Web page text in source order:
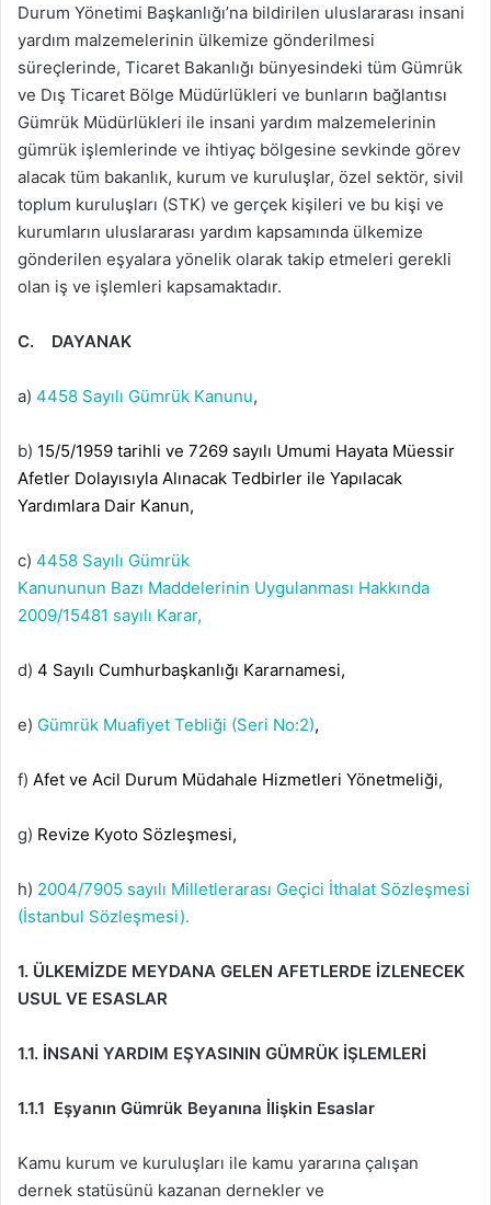
Durum Yönetimi Başkanlığı’na bildirilen uluslararası insani
yardım malzemelerinin ülkemize gönderilmesi
süreçlerinde, Ticaret Bakanlığı bünyesindeki tüm Gümrük
ve Dış Ticaret Bölge Müdürlükleri ve bunların bağlantısı
Gümrük Müdürlükleri ile insani yardım malzemelerinin
gümrük işlemlerinde ve ihtiyaç bölgesine sevkinde görev
alacak tüm bakanlık, kurum ve kuruluşlar, özel sektör, sivil
toplum kuruluşları (STK) ve gerçek kişileri ve bu kişi ve
kurumların uluslararası yardım kapsamında ülkemize
gönderilen eşyalara yönelik olarak takip etmeleri gerekli
olan iş ve işlemleri kapsamaktadır.
C. DAYANAK
a) 4458 Sayılı Gümrük Kanunu,
b) 15/5/1959 tarihli ve 7269 sayılı Umumi Hayata Müessir
Afetler Dolayısıyla Alınacak Tedbirler ile Yapılacak
Yardımlara Dair Kanun,
c) 4458 Sayılı Gümrük
Kanununun Bazı Maddelerinin Uygulanması Hakkında
2009/15481 sayılı Karar,
d) 4 Sayılı Cumhurbaşkanlığı Kararnamesi,
e) Gümrük Muafiyet Tebliği (Seri No:2),
f) Afet ve Acil Durum Müdahale Hizmetleri Yönetmeliği,
g) Revize Kyoto Sözleşmesi,
h) 2004/7905 sayılı Milletlerarası Geçici İthalat Sözleşmesi
(İstanbul Sözleşmesi).
1. ÜLKEMİZDE MEYDANA GELEN AFETLERDE İZLENECEK
USUL VE ESASLAR
1.1. İNSANİ YARDIM EŞYASININ GÜMRÜK İŞLEMLERİ
1.1.1 Eşyanın Gümrük Beyanına İlişkin Esaslar
Kamu kurum ve kuruluşları ile kamu yararına çalışan
dernek statüsünü kazanan dernekler ve